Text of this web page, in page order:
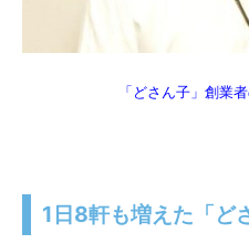
「どさん子」創業
1日8軒も増えた「ど